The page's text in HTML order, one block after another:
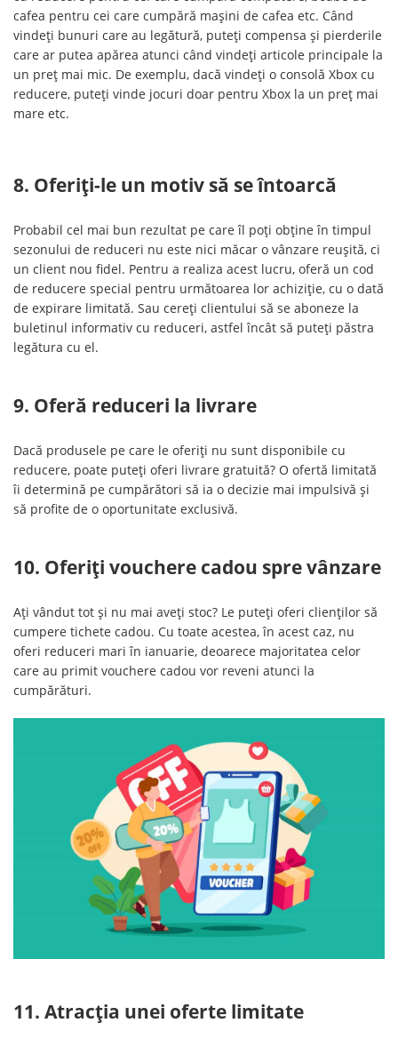
cafea pentru cei care cumpără mașini de cafea etc. Când
vindeți bunuri care au legătură, puteți compensa și pierderile
care ar putea apărea atunci când vindeți articole principale la
un preț mai mic. De exemplu, dacă vindeți o consolă Xbox cu
reducere, puteți vinde jocuri doar pentru Xbox la un preț mai
mare etc.
8. Oferiți-le un motiv să se întoarcă
Probabil cel mai bun rezultat pe care îl poți obține în timpul
sezonului de reduceri nu este nici măcar o vânzare reușită, ci
un client nou fidel. Pentru a realiza acest lucru, oferă un cod
de reducere special pentru următoarea lor achiziție, cu o dată
de expirare limitată. Sau cereți clientului să se aboneze la
buletinul informativ cu reduceri, astfel încât să puteți păstra
legătura cu el.
9. Oferă reduceri la livrare
Dacă produsele pe care le oferiți nu sunt disponibile cu
reducere, poate puteți oferi livrare gratuită? O ofertă limitată
îi determină pe cumpărători să ia o decizie mai impulsivă și
să profite de o oportunitate exclusivă.
10. Oferiți vouchere cadou spre vânzare
Ați vândut tot și nu mai aveți stoc? Le puteți oferi clienților să
cumpere tichete cadou. Cu toate acestea, în acest caz, nu
oferi reduceri mari în ianuarie, deoarece majoritatea celor
care au primit vouchere cadou vor reveni atunci la
cumpărături.
11. Atracția unei oferte limitate